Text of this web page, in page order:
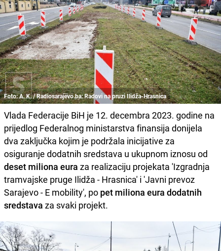
Foto: A. K. / Radiosarajevo.ba: Radovi na pruzi Ilidža-Hrasnica
Vlada Federacije BiH je 12. decembra 2023. godine na
prijedlog Federalnog ministarstva finansija donijela
dva zaključka kojim je podržala inicijative za
osiguranje dodatnih sredstava u ukupnom iznosu od
deset miliona eura za realizaciju projekata 'Izgradnja
tramvajske pruge Ilidža - Hrasnica' i 'Javni prevoz
Sarajevo - E mobility', po pet miliona eura dodatnih
sredstava za svaki projekt.